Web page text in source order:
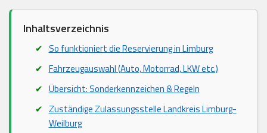
Inhaltsverzeichnis
So funktioniert die Reservierung in Limburg
Fahrzeugauswahl (Auto, Motorrad, LKW etc.)
Übersicht: Sonderkennzeichen & Regeln
Zuständige Zulassungsstelle Landkreis Limburg-
Weilburg